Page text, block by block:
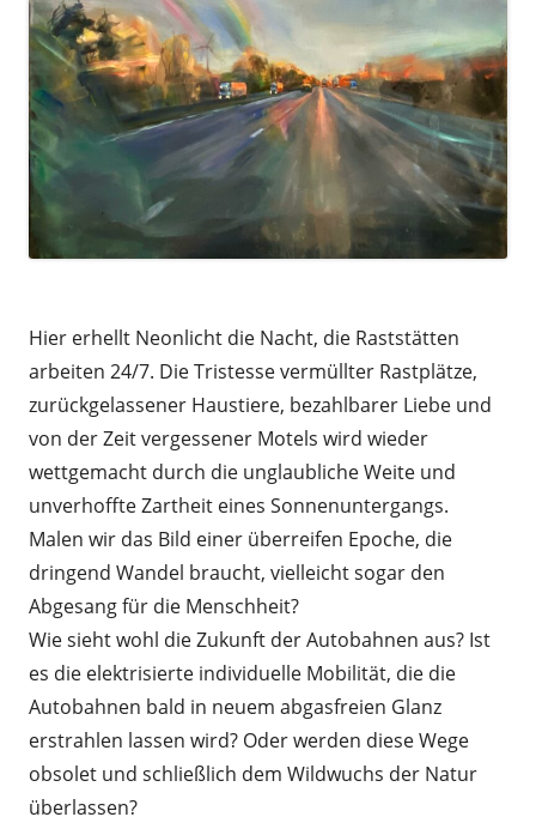
Hier erhellt Neonlicht die Nacht, die Raststätten
arbeiten 24/7. Die Tristesse vermüllter Rastplätze,
zurückgelassener Haustiere, bezahlbarer Liebe und
von der Zeit vergessener Motels wird wieder
wettgemacht durch die unglaubliche Weite und
unverhoffte Zartheit eines Sonnenuntergangs.
Malen wir das Bild einer überreifen Epoche, die
dringend Wandel braucht, vielleicht sogar den
Abgesang für die Menschheit?
Wie sieht wohl die Zukunft der Autobahnen aus? Ist
es die elektrisierte individuelle Mobilität, die die
Autobahnen bald in neuem abgasfreien Glanz
erstrahlen lassen wird? Oder werden diese Wege
obsolet und schließlich dem Wildwuchs der Natur
überlassen?